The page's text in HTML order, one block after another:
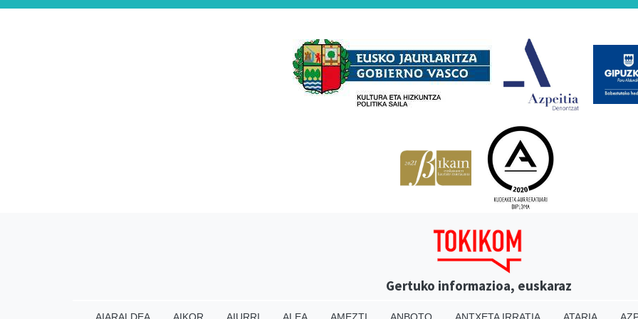
Gertuko informazioa, euskaraz
AIARALDEA AIKOR AIURRI ALEA AMEZTI ANBOTO ANTXETA IRRATIA ATARIA